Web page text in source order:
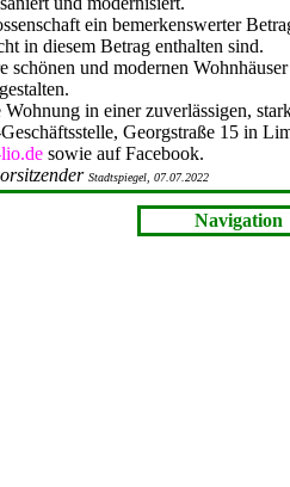
ein bemerkenswerter
in diesem Betrag enthalten sind.
schönen und modernen
Wohnung in einer zuverlässigen,
Georgstraße 15 in
sowie auf Facebook.
Stadtspiegel, 07.07.2022
Navigation